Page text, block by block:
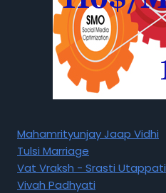
Mahamrityunjay Jaap Vidhi
Tulsi Marriage
Vat Vraksh - Srasti Utappati
Vivah Padhyati